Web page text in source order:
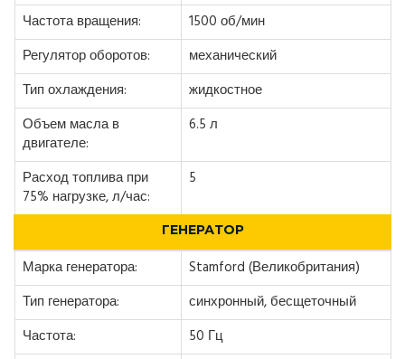
Частота вращения:
1500 об/мин
Регулятор оборотов:
механический
Тип охлаждения:
жидкостное
Объем масла в
двигателе:
6.5 л
Расход топлива при
75% нагрузке, л/час:
5
ГЕНЕРАТОР
Марка генератора:
Stamford (Великобритания)
Тип генератора:
синхронный, бесщеточный
Частота:
50 Гц